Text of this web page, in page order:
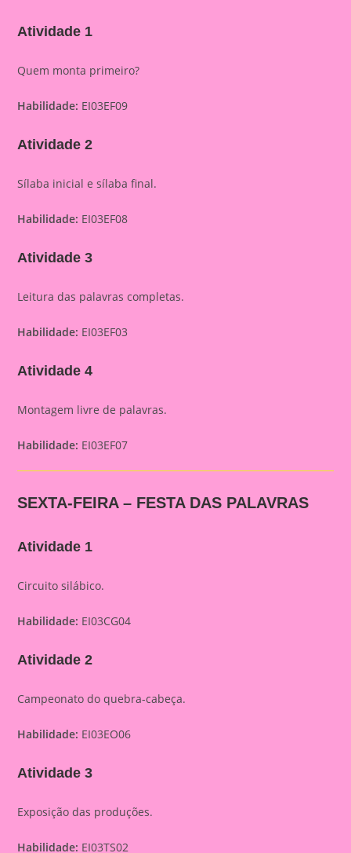
Atividade 1
Quem monta primeiro?
Habilidade: EI03EF09
Atividade 2
Sílaba inicial e sílaba final.
Habilidade: EI03EF08
Atividade 3
Leitura das palavras completas.
Habilidade: EI03EF03
Atividade 4
Montagem livre de palavras.
Habilidade: EI03EF07
SEXTA-FEIRA – FESTA DAS PALAVRAS
Atividade 1
Circuito silábico.
Habilidade: EI03CG04
Atividade 2
Campeonato do quebra-cabeça.
Habilidade: EI03EO06
Atividade 3
Exposição das produções.
Habilidade: EI03TS02